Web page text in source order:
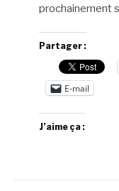
prochainement
Partager :
E-mail
J’aime ça :